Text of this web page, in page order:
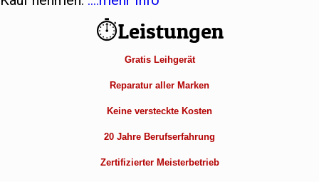
⏱Leistungen
Gratis Leihgerät
Reparatur aller Marken
Keine versteckte Kosten
20 Jahre Berufserfahrung
Zertifizierter Meisterbetrieb